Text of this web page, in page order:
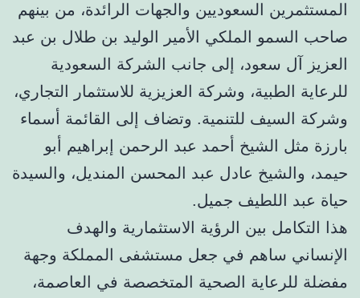
المستثمرين السعوديين والجهات الرائدة، من بينهم
صاحب السمو الملكي الأمير الوليد بن طلال بن عبد
العزيز آل سعود، إلى جانب الشركة السعودية
للرعاية الطبية، وشركة العزيزية للاستثمار التجاري،
وشركة السيف للتنمية. وتضاف إلى القائمة أسماء
بارزة مثل الشيخ أحمد عبد الرحمن إبراهيم أبو
حيمد، والشيخ عادل عبد المحسن المنديل، والسيدة
حياة عبد اللطيف جميل.
هذا التكامل بين الرؤية الاستثمارية والهدف
الإنساني ساهم في جعل مستشفى المملكة وجهة
مفضلة للرعاية الصحية المتخصصة في العاصمة،